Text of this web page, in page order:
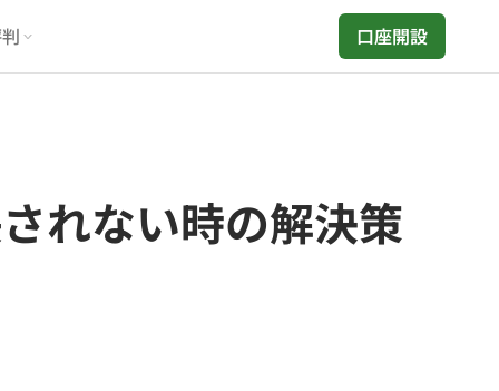
口座開設
れない時の解決策